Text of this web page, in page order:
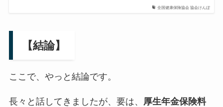
全国健康保険協会 協会けんぽ
【結論】
ここで、やっと結論です。
長々と話してきましたが、要は、
厚生年金保険料